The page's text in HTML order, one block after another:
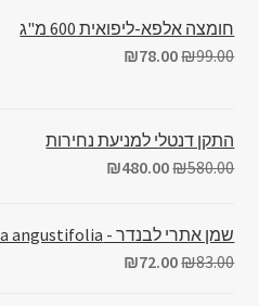
חומצה אלפא-ליפואית 600 מ"ג
₪99.00
₪78.00
התקן דנטלי למניעת נחירות
₪580.00
₪480.00
שמן אתרי לבנדר - Lavendula angustifolia
₪83.00
₪72.00